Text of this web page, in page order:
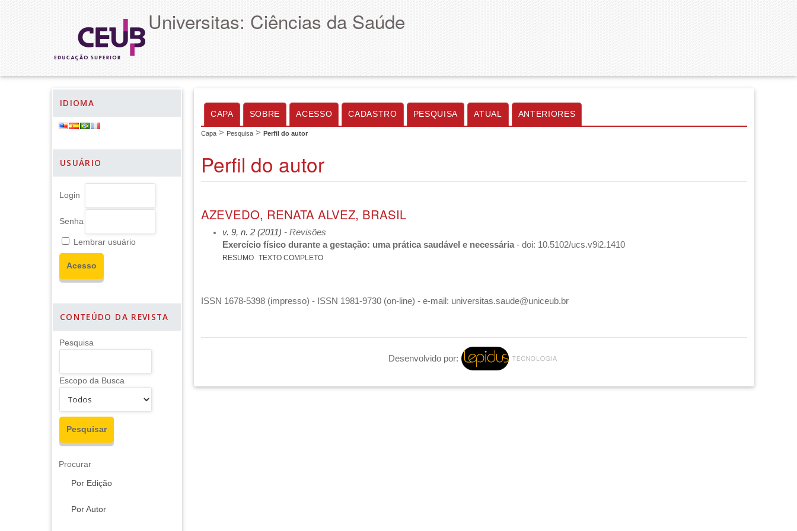
Universitas: Ciências da Saúde
IDIOMA
USUÁRIO
Login
Senha
Lembrar usuário
CONTEÚDO DA REVISTA
Pesquisa
Escopo da Busca
Procurar
Por Edição
Por Autor
CAPA SOBRE ACESSO CADASTRO PESQUISA ATUAL ANTERIORES
Capa > Pesquisa > Perfil do autor
Perfil do autor
AZEVEDO, RENATA ALVEZ, BRASIL
v. 9, n. 2 (2011) - Revisões
Exercício físico durante a gestação: uma prática saudável e necessária- doi: 10.5102/ucs.v9i2.1410
RESUMO TEXTO COMPLETO
ISSN 1678-5398 (impresso) - ISSN 1981-9730 (on-line) - e-mail: universitas.saude@uniceub.br
Desenvolvido por: